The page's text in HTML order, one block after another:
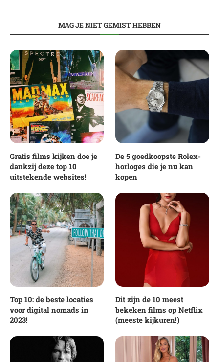
MAG JE NIET GEMIST HEBBEN
Gratis films kijken doe je
dankzij deze top 10
uitstekende websites!
De 5 goedkoopste Rolex-
horloges die je nu kan
kopen
Top 10: de beste locaties
voor digital nomads in
2023!
Dit zijn de 10 meest
bekeken films op Netflix
(meeste kijkuren!)